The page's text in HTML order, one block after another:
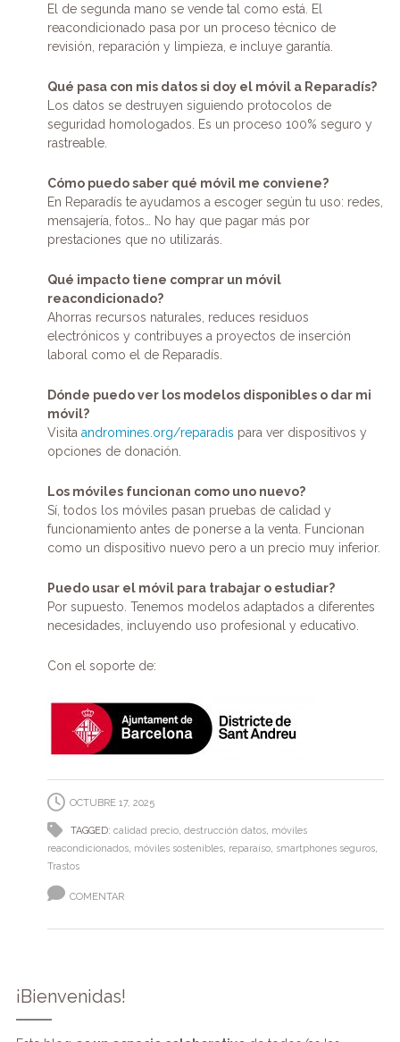
El de segunda mano se vende tal como está. El
reacondicionado pasa por un proceso técnico de
revisión, reparación y limpieza, e incluye garantía.
Qué pasa con mis datos si doy el móvil a Reparadís?
Los datos se destruyen siguiendo protocolos de
seguridad homologados. Es un proceso 100% seguro y
rastreable.
Cómo puedo saber qué móvil me conviene?
En Reparadís te ayudamos a escoger según tu uso: redes,
mensajería, fotos… No hay que pagar más por
prestaciones que no utilizarás.
Qué impacto tiene comprar un móvil
reacondicionado?
Ahorras recursos naturales, reduces residuos
electrónicos y contribuyes a proyectos de inserción
laboral como el de Reparadís.
Dónde puedo ver los modelos disponibles o dar mi
móvil?
Visita andromines.org/reparadis para ver dispositivos y
opciones de donación.
Los móviles funcionan como uno nuevo?
Sí, todos los móviles pasan pruebas de calidad y
funcionamiento antes de ponerse a la venta. Funcionan
como un dispositivo nuevo pero a un precio muy inferior.
Puedo usar el móvil para trabajar o estudiar?
Por supuesto. Tenemos modelos adaptados a diferentes
necesidades, incluyendo uso profesional y educativo.
Con el soporte de:
OCTUBRE 17, 2025
TAGGED: calidad precio, destrucción datos, móviles
reacondicionados, móviles sostenibles, reparaíso, smartphones seguros,
Trastos
COMENTAR
¡Bienvenidas!